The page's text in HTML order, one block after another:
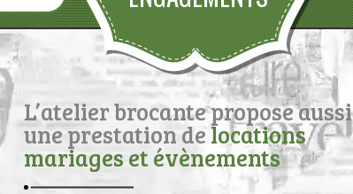
L’atelier brocante propose aussi
une prestation delocations
mariages et évènements